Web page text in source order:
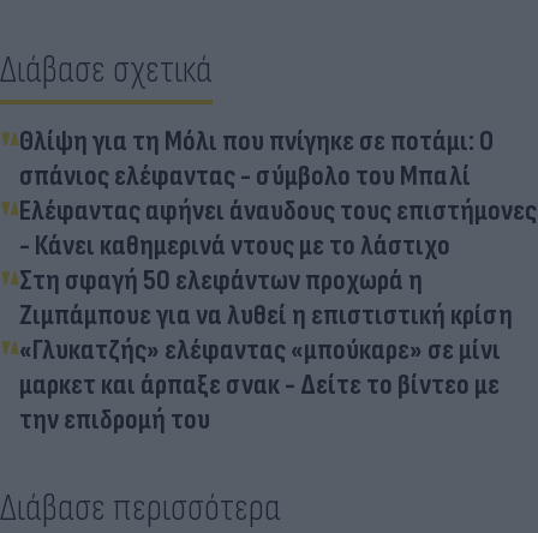
Διάβασε σχετικά
Θλίψη για τη Μόλι που πνίγηκε σε ποτάμι: Ο
σπάνιος ελέφαντας - σύμβολο του Μπαλί
Ελέφαντας αφήνει άναυδους τους επιστήμονες
- Κάνει καθημερινά ντους με το λάστιχο
Στη σφαγή 50 ελεφάντων προχωρά η
Ζιμπάμπουε για να λυθεί η επιστιστική κρίση
«Γλυκατζής» ελέφαντας «μπούκαρε» σε μίνι
μαρκετ και άρπαξε σνακ - Δείτε το βίντεο με
την επιδρομή του
Διάβασε περισσότερα